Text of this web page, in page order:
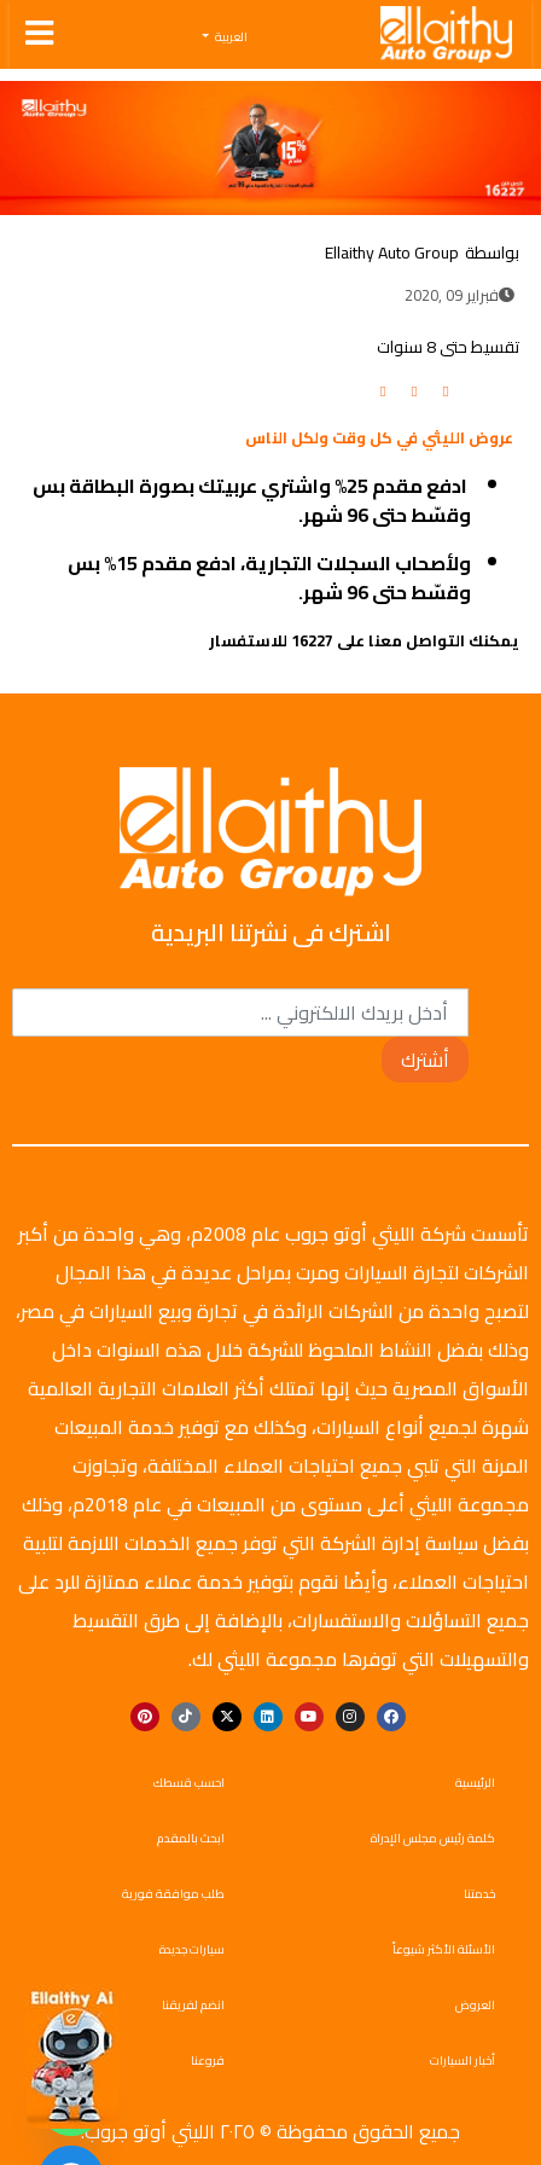
Ellaithy Auto Group
العربية
بواسطة Ellaithy Auto Group
فبراير 09 ,2020
تقسيط حتى 8 سنوات
عروض الليثي في كل وقت ولكل الناس
ادفع مقدم 25% واشتري عربيتك بصورة البطاقة بس
وقسّط حتى 96 شهر.
ولأصحاب السجلات التجارية، ادفع مقدم 15% بس
وقسّط حتى 96 شهر.
يمكنك التواصل معنا على 16227 للاستفسار
اشترك فى نشرتنا البريدية
أشترك
تأسست شركة الليثي أوتو جروب عام 2008م، وهي واحدة من أكبر
الشركات لتجارة السيارات ومرت بمراحل عديدة في هذا المجال
لتصبح واحدة من الشركات الرائدة في تجارة وبيع السيارات في مصر،
وذلك بفضل النشاط الملحوظ للشركة خلال هذه السنوات داخل
الأسواق المصرية حيث إنها تمتلك أكثر العلامات التجارية العالمية
شهرة لجميع أنواع السيارات، وكذلك مع توفير خدمة المبيعات
المرنة التي تلبي جميع احتياجات العملاء المختلفة، وتجاوزت
مجموعة الليثي أعلى مستوى من المبيعات في عام 2018م، وذلك
بفضل سياسة إدارة الشركة التي توفر جميع الخدمات اللازمة لتلبية
احتياجات العملاء، وأيضًا نقوم بتوفير خدمة عملاء ممتازة للرد على
جميع التساؤلات والاستفسارات، بالإضافة إلى طرق التقسيط
والتسهيلات التي توفرها مجموعة الليثي لك.
الرئيسية
كلمة رئيس مجلس الإدراة
خدمتنا
الأسئلة الأكثر شيوعاً
العروض
أخبار السيارات
احسب قسطك
ابحث بالمقدم
طلب موافقة فورية
سيارات جديدة
انضم لفريقنا
فروعنا
جميع الحقوق محفوظة © ٢٠٢٥ الليثي أوتو جروب.